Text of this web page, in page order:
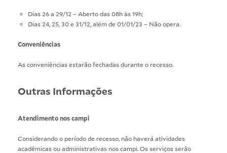
Dias 26 a 29/12 – Aberto das 08h às 19h;
Dias 24, 25, 30 e 31/12, além de 01/01/23 – Não opera.
Conveniências
As conveniências estarão fechadas durante o recesso.
Outras Informações
Atendimento nos campi
Considerando o período de recesso, não haverá atividades
acadêmicas ou administrativas nos campi. Os serviços serão